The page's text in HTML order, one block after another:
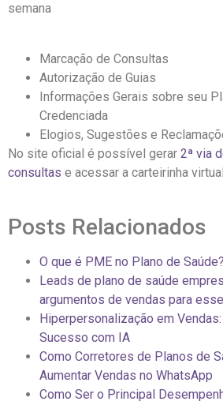
semana
Marcação de Consultas
Autorização de Guias
Informações Gerais sobre seu
Credenciada
Elogios, Sugestões e
No site oficial é possível gerar 2ª via
consultas e acessar a carteirinha
Posts Relacionados
O que é PME no Plano de Saúde?
Leads de plano de saúde
argumentos de vendas para
Hiperpersonalização em
Sucesso com IA
Como Corretores de Planos de
Aumentar Vendas no WhatsApp
Como Ser o Principal